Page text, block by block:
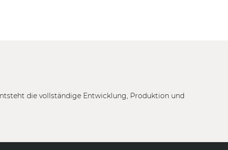
die vollständige Entwicklung, Produktion und